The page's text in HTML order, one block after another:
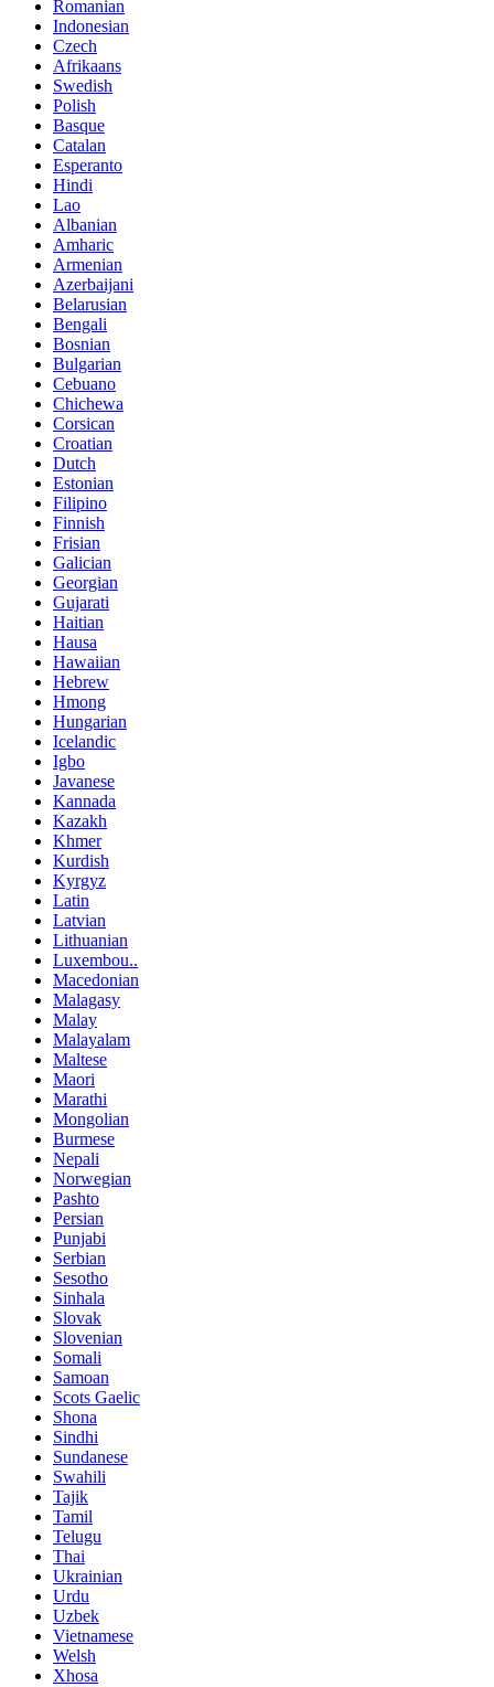
Romanian
Indonesian
Czech
Afrikaans
Swedish
Polish
Basque
Catalan
Esperanto
Hindi
Lao
Albanian
Amharic
Armenian
Azerbaijani
Belarusian
Bengali
Bosnian
Bulgarian
Cebuano
Chichewa
Corsican
Croatian
Dutch
Estonian
Filipino
Finnish
Frisian
Galician
Georgian
Gujarati
Haitian
Hausa
Hawaiian
Hebrew
Hmong
Hungarian
Icelandic
Igbo
Javanese
Kannada
Kazakh
Khmer
Kurdish
Kyrgyz
Latin
Latvian
Lithuanian
Luxembou..
Macedonian
Malagasy
Malay
Malayalam
Maltese
Maori
Marathi
Mongolian
Burmese
Nepali
Norwegian
Pashto
Persian
Punjabi
Serbian
Sesotho
Sinhala
Slovak
Slovenian
Somali
Samoan
Scots Gaelic
Shona
Sindhi
Sundanese
Swahili
Tajik
Tamil
Telugu
Thai
Ukrainian
Urdu
Uzbek
Vietnamese
Welsh
Xhosa